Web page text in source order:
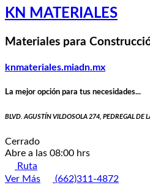
KN MATERIALES
Materiales para
knmateriales.miadn.mx
La mejor opción para tus necesidades...
BLVD. AGUSTÍN VILDOSOLA 274, PEDREGAL DE
Cerrado
Abre a las 08:00 hrs
Ruta
Ver Más
(662)311-4872